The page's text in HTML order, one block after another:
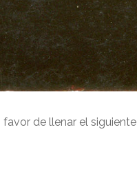
de llenar el siguiente